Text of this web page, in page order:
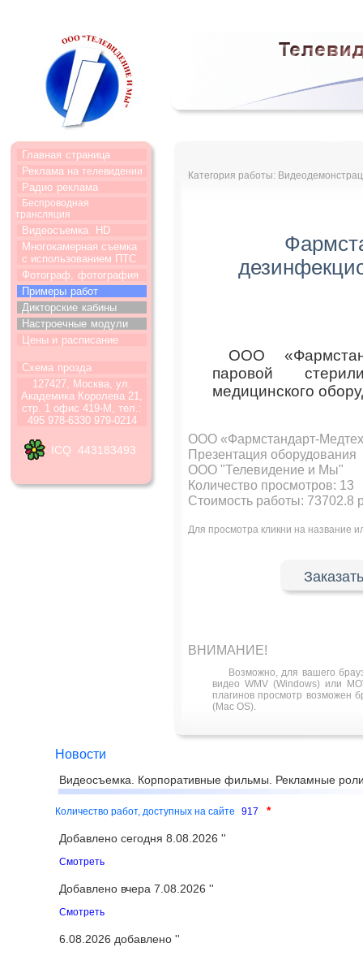
Главная страница
Реклама на телевидении
Радио реклама
Беспроводная
трансляция
Видеосъемка
HD
Многокамерная съемка
с использованием ПТС
Фотограф, фотография
Примеры работ
Дикторские кабины
Настроечные модули
Цены и расписание
Схема прозда
127427, Москва, ул.
Академика Королева 21,
стр. 1 офис 419-М, тел.:
495 978-6330 979-0214
ICQ 443183493
Категория работы:
ООО
паровой
медицинского
ООО «Фармстандарт-
Презентация оборудования
ООО "Телевидение и Мы"
Количество просмотров: 13
Стоимость работы: 73702.8
Для просмотра кликни на название
ВНИМАНИЕ!
Возможно, для вашего
видео WMV (Windows) или
плагинов просмотр возможен
(Mac OS).
Новости
Видеосъемка. Корпоративные фильмы. Рекламные
Количество работ, доступных на сайте 917 *
Добавлено сегодня 8.08.2026 ''
Смотреть
Добавлено вчера 7.08.2026 ''
Смотреть
6.08.2026 добавлено ''